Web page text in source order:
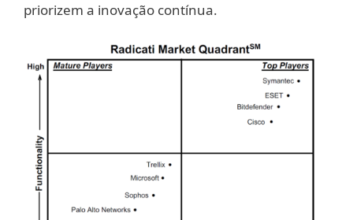
priorizem a inovação contínua.